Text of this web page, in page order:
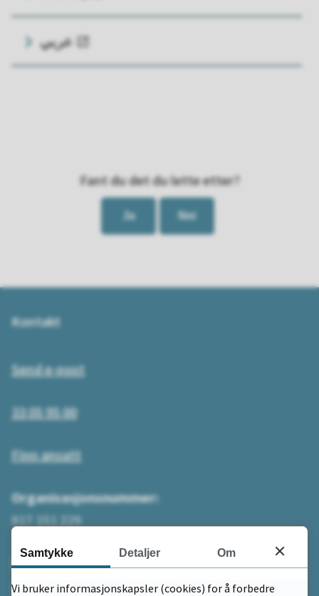
عربي
Fant du det du lette etter?
Ja Nei
Kontakt
Send e-post
33 05 95 00
Finn ansatt
Organisasjonsnummer:
917 151 229
Bankkontonummer:
2480 58 99499 - kommunens driftskonto
Samtykke Detaljer Om
Vi bruker informasjonskapsler (cookies) for å forbedre